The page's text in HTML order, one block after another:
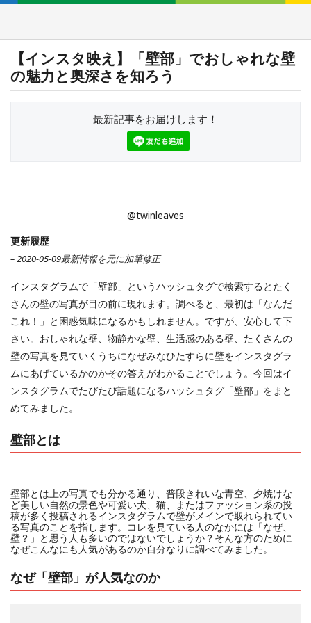
【インスタ映え】「壁部」でおしゃれな壁
の魅力と奥深さを知ろう
最新記事をお届けします！
@twinleaves
更新履歴
– 2020-05-09最新情報を元に加筆修正
インスタグラムで「壁部」というハッシュタグで検索するとたく
さんの壁の写真が目の前に現れます。調べると、最初は「なんだ
これ！」と困惑気味になるかもしれません。ですが、安心して下
さい。おしゃれな壁、物静かな壁、生活感のある壁、たくさんの
壁の写真を見ていくうちになぜみなひたすらに壁をインスタグラ
ムにあげているかのかその答えがわかることでしょう。今回はイ
ンスタグラムでたびたび話題になるハッシュタグ「壁部」をまと
めてみました。
壁部とは
壁部とは上の写真でも分かる通り、普段きれいな青空、夕焼けな
ど美しい自然の景色や可愛い犬、猫、またはファッション系の投
稿が多く投稿されるインスタグラムで壁がメインで取れられてい
る写真のことを指します。コレを見ている人のなかには「なぜ、
壁？」と思う人も多いのではないでしょうか？そんな方のために
なぜこんなにも人気があるのか自分なりに調べてみました。
なぜ「壁部」が人気なのか